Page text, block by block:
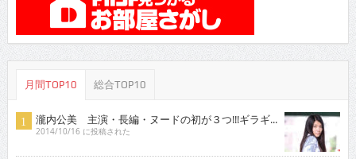
月間TOP10 総合TOP10
瀧内公美 主演・長編・ヌードの初が３つ!!!ギラギ...
2014/10/16 に投稿された